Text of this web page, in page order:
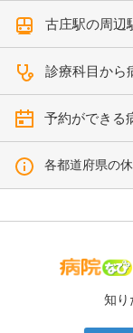
古庄駅の周辺
診療科目から
予約ができる
各都道府県の
知り